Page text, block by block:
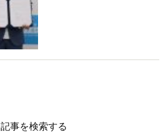
記事を検索する